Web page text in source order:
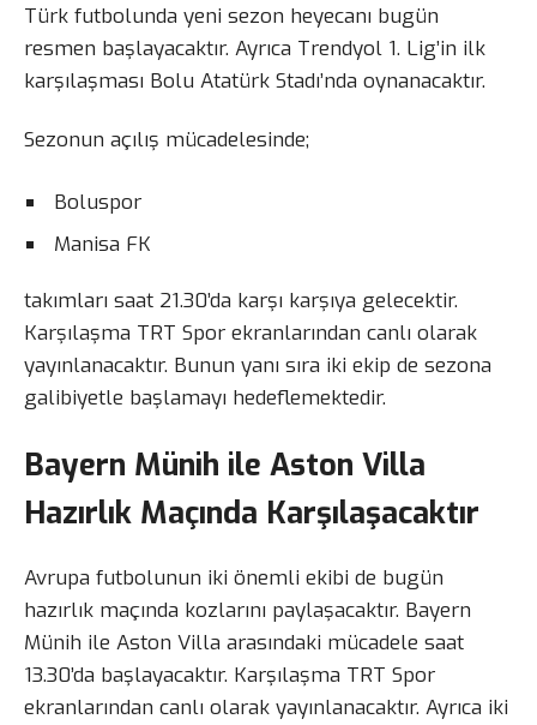
Türk futbolunda yeni sezon heyecanı bugün
resmen başlayacaktır. Ayrıca Trendyol 1. Lig’in ilk
karşılaşması Bolu Atatürk Stadı’nda oynanacaktır.
Sezonun açılış mücadelesinde;
Boluspor
Manisa FK
takımları saat 21.30’da karşı karşıya gelecektir.
Karşılaşma TRT Spor ekranlarından canlı olarak
yayınlanacaktır. Bunun yanı sıra iki ekip de sezona
galibiyetle başlamayı hedeflemektedir.
Bayern Münih ile Aston Villa
Hazırlık Maçında Karşılaşacaktır
Avrupa futbolunun iki önemli ekibi de bugün
hazırlık maçında kozlarını paylaşacaktır. Bayern
Münih ile Aston Villa arasındaki mücadele saat
13.30’da başlayacaktır. Karşılaşma TRT Spor
ekranlarından canlı olarak yayınlanacaktır. Ayrıca iki